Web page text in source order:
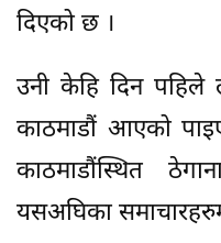
दिएको छ ।
उनी केहि दिन पहिले
काठमाडौं आएको
काठमाडौंस्थित
यसअघिका